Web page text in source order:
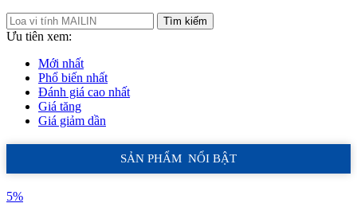
Tìm kiếm
Ưu tiên xem:
Mới nhất
Phổ biến nhất
Đánh giá cao nhất
Giá tăng
Giá giảm dần
SẢN PHẨM NỔI BẬT
5%